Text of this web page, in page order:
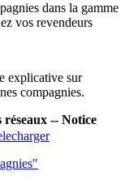
dans la gamme
vos revendeurs
explicative sur
compagnies.
-- Notice